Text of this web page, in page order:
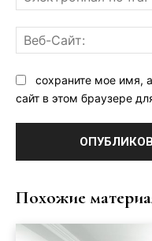
сохраните мое имя,
сайт в этом браузере
Похожие